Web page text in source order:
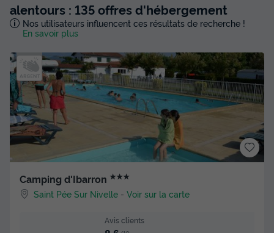
alentours : 135 offres d'hébergement
Nos utilisateurs influencent ces résultats de recherche !
En savoir plus
Camping d'Ibarron ★★★
Saint Pée Sur Nivelle -Voir sur la carte
Avis clients